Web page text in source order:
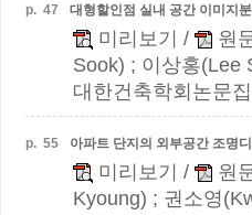
p. 47 대형할인점 실내 공간 이미지
미리보기 / 원
Sook) ; 이상홍(Lee
대한건축학회논문
p. 55 아파트 단지의 외부공간 조명
미리보기 / 원
Kyoung) ; 권소영